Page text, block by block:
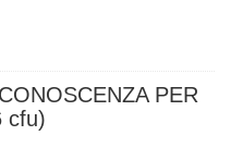
PER
cfu)